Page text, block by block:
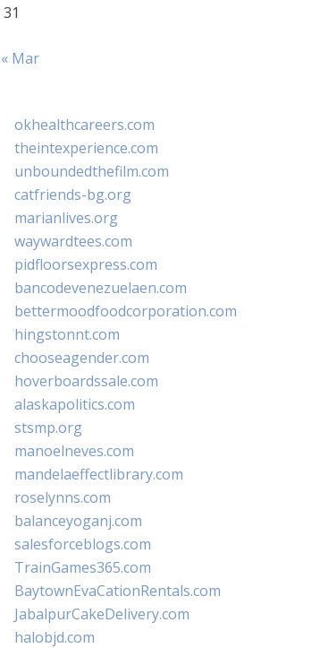
31
« Mar
okhealthcareers.com
theintexperience.com
unboundedthefilm.com
catfriends-bg.org
marianlives.org
waywardtees.com
pidfloorsexpress.com
bancodevenezuelaen.com
bettermoodfoodcorporation.com
hingstonnt.com
chooseagender.com
hoverboardssale.com
alaskapolitics.com
stsmp.org
manoelneves.com
mandelaeffectlibrary.com
roselynns.com
balanceyoganj.com
salesforceblogs.com
TrainGames365.com
BaytownEvaCationRentals.com
JabalpurCakeDelivery.com
halobjd.com